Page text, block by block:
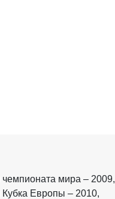
мира – 2009,
Европы – 2010,